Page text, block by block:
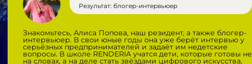
Результат: блогер-интервьюер
Знакомьтесь, Алиса Попова, наш резидент, а также блогер-
интервьюер. В свои юные годы она уже берёт интервью у
серьёзных предпринимателей и задаёт им недетские
вопросы. В школе RENDERIA учатся дети, которые готовы не
на словах, а на деле стать звёздами цифрового искусства,